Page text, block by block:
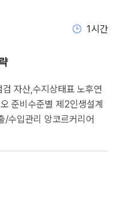
1시간
자산,수지상태표 노후연
준비수준별 제2인생설계